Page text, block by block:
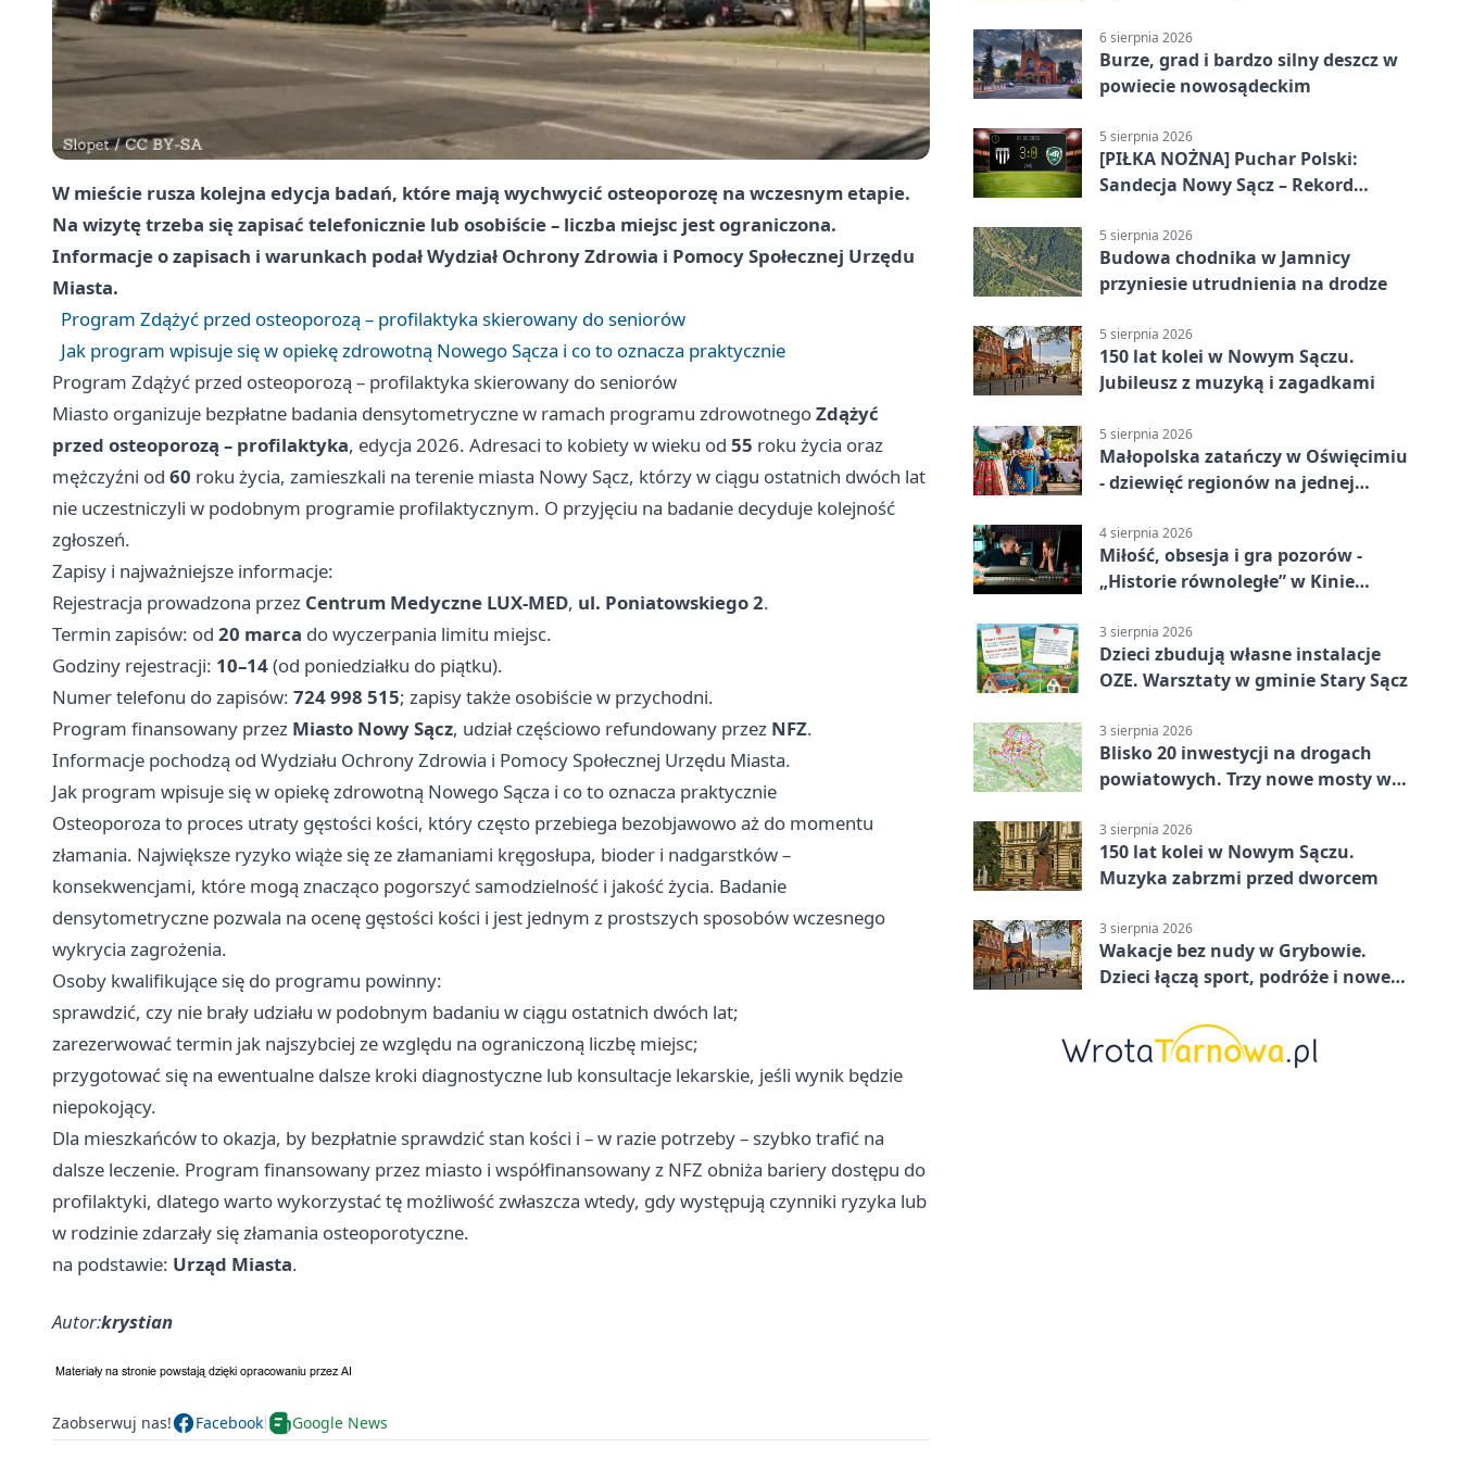
W mieście rusza kolejna edycja badań, które mają wychwycić osteoporozę na wczesnym etapie.
Na wizytę trzeba się zapisać telefonicznie lub osobiście – liczba miejsc jest ograniczona.
Informacje o zapisach i warunkach podał Wydział Ochrony Zdrowia i Pomocy Społecznej Urzędu
Miasta.
Program Zdążyć przed osteoporozą – profilaktyka skierowany do seniorów
Jak program wpisuje się w opiekę zdrowotną Nowego Sącza i co to oznacza praktycznie
Program Zdążyć przed osteoporozą – profilaktyka skierowany do seniorów
Miasto organizuje bezpłatne badania densytometryczne w ramach programu zdrowotnegoZdążyć
przed osteoporozą – profilaktyka, edycja 2026. Adresaci to kobiety w wieku od 55 roku życia oraz
mężczyźni od 60 roku życia, zamieszkali na terenie miasta Nowy Sącz, którzy w ciągu ostatnich dwóch lat
nie uczestniczyli w podobnym programie profilaktycznym. O przyjęciu na badanie decyduje kolejność
zgłoszeń.
Zapisy i najważniejsze informacje:
Rejestracja prowadzona przez Centrum Medyczne LUX‑MED, ul. Poniatowskiego 2.
Termin zapisów: od 20 marca do wyczerpania limitu miejsc.
Godziny rejestracji: 10–14(od poniedziałku do piątku).
Numer telefonu do zapisów: 724 998 515; zapisy także osobiście w przychodni.
Program finansowany przez Miasto Nowy Sącz, udział częściowo refundowany przez NFZ.
Informacje pochodzą od Wydziału Ochrony Zdrowia i Pomocy Społecznej Urzędu Miasta.
Jak program wpisuje się w opiekę zdrowotną Nowego Sącza i co to oznacza praktycznie
Osteoporoza to proces utraty gęstości kości, który często przebiega bezobjawowo aż do momentu
złamania. Największe ryzyko wiąże się ze złamaniami kręgosłupa, bioder i nadgarstków –
konsekwencjami, które mogą znacząco pogorszyć samodzielność i jakość życia. Badanie
densytometryczne pozwala na ocenę gęstości kości i jest jednym z prostszych sposobów wczesnego
wykrycia zagrożenia.
Osoby kwalifikujące się do programu powinny:
sprawdzić, czy nie brały udziału w podobnym badaniu w ciągu ostatnich dwóch lat;
zarezerwować termin jak najszybciej ze względu na ograniczoną liczbę miejsc;
przygotować się na ewentualne dalsze kroki diagnostyczne lub konsultacje lekarskie, jeśli wynik będzie
niepokojący.
Dla mieszkańców to okazja, by bezpłatnie sprawdzić stan kości i – w razie potrzeby – szybko trafić na
dalsze leczenie. Program finansowany przez miasto i współfinansowany z NFZ obniża bariery dostępu do
profilaktyki, dlatego warto wykorzystać tę możliwość zwłaszcza wtedy, gdy występują czynniki ryzyka lub
w rodzinie zdarzały się złamania osteoporotyczne.
na podstawie: Urząd Miasta.
Autor:krystian
Zaobserwuj nas! Facebook Google News
6 sierpnia 2026
Burze, grad i bardzo silny deszcz w
powiecie nowosądeckim
5 sierpnia 2026
[PIŁKA NOŻNA] Puchar Polski:
Sandecja Nowy Sącz – Rekord
5 sierpnia 2026
Budowa chodnika w Jamnicy
przyniesie utrudnienia na drodze
5 sierpnia 2026
150 lat kolei w Nowym Sączu.
Jubileusz z muzyką i zagadkami
5 sierpnia 2026
Małopolska zatańczy w Oświęcimiu
- dziewięć regionów na jednej
4 sierpnia 2026
Miłość, obsesja i gra pozorów -
„Historie równoległe” w Kinie
3 sierpnia 2026
Dzieci zbudują własne instalacje
OZE. Warsztaty w gminie Stary Sącz
3 sierpnia 2026
Blisko 20 inwestycji na drogach
powiatowych. Trzy nowe mosty w
3 sierpnia 2026
150 lat kolei w Nowym Sączu.
Muzyka zabrzmi przed dworcem
3 sierpnia 2026
Wakacje bez nudy w Grybowie.
Dzieci łączą sport, podróże i nowe